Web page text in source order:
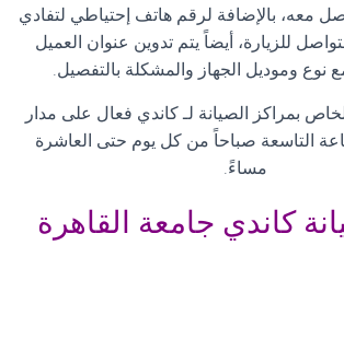
معه، بالإضافة لرقم هاتف إحتياطي لتفادي
للزيارة، أيضاً يتم تدوين عنوان العميل
وموديل الجهاز والمشكلة بالتفصيل.
بمراكز الصيانة لـ كاندي فعال على مدار
التاسعة صباحاً من كل يوم حتى العاشرة
مساءً.
كاندي جامعة القاهرة